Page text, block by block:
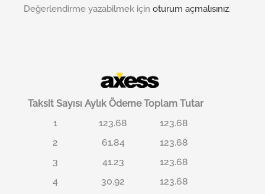
Değerlendirme yazabilmek için oturum açmalısınız.
Taksit Sayısı Aylık Ödeme Toplam Tutar
1
123.68
123.68
2
61.84
123.68
3
41.23
123.68
4
30.92
123.68